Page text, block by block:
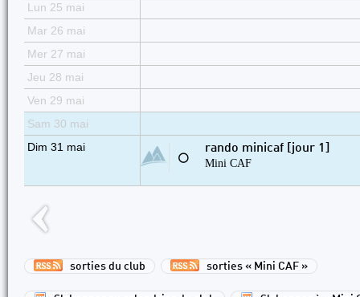
Lun 25 mai
Mar 26 mai
Mer 27 mai
Jeu 28 mai
Ven 29 mai
Sam 30 mai
Dim 31 mai
⚪
rando minicaf [jour 1]
Mini CAF
sorties du club sorties « Mini CAF »